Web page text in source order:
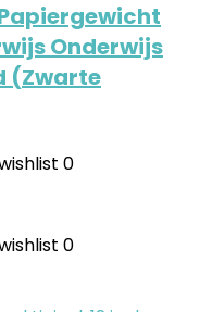
Onderwijs
(Zwarte
0
0